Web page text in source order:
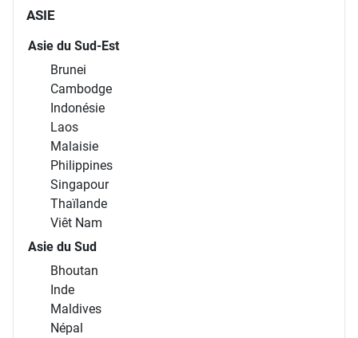
ASIE
Asie du Sud-Est
Brunei
Cambodge
Indonésie
Laos
Malaisie
Philippines
Singapour
Thaïlande
Viêt Nam
Asie du Sud
Bhoutan
Inde
Maldives
Népal